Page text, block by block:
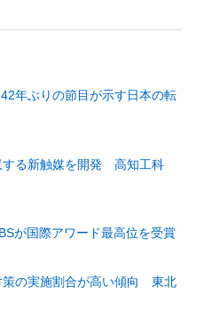
年ぶりの節目が示す日本の転
する新触媒を開発 高知工科
が国際アワード最高位を受賞
策の実施割合が高い傾向 東北